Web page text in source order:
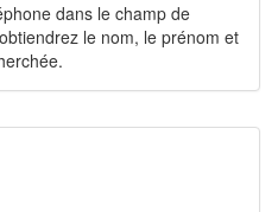
dans le champ de
le nom, le prénom et